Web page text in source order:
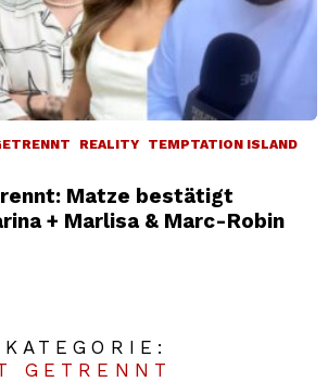
REALITY
TEMPTATION ISLAND
Matze bestätigt
+ Marlisa & Marc-Robin
GETRENNT